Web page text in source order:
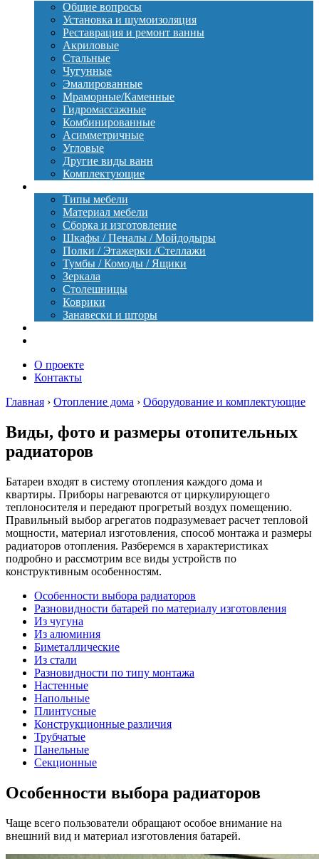
Общие вопросы
Установка и шумоизоляция
Реставрация и ремонт ванны
Акриловые
Стальные
Чугунные
Эмалированные
Мраморные/Каменные
Гидромассажные
Комбинированные
Асимметричные
Угловые
Другие виды ванн
Комплектующие
Типы мебели
Материал мебели
Сборка и изготовление
Шкафы / Пеналы / Мойдодыры
Полки / Этажерки /Стеллажи
Тумбы / Комоды / Ящики
Зеркала
Столешницы
Коврики
Занавески и шторы
О проекте
Контакты
Главная › Отопление дома › Оборудование и комплектующие
Виды, фото и размеры отопительных
радиаторов
Батареи входят в систему отопления каждого дома и
квартиры. Приборы нагреваются от циркулирующего
теплоносителя и передают прогретый воздух помещению.
Правильный выбор агрегатов подразумевает расчет тепловой
мощности, материал изготовления, способ монтажа и размеры
радиаторов отопления. Разберемся в характеристиках
подробно и рассмотрим все виды устройств по
конструктивным особенностям.
Особенности выбора радиаторов
Разновидности батарей по материалу изготовления
Из чугуна
Из алюминия
Биметаллические
Из стали
Разновидности по типу монтажа
Настенные
Напольные
Плинтусные
Конструкционные различия
Трубчатые
Панельные
Секционные
Особенности выбора радиаторов
Чаще всего пользователи обращают особое внимание на
внешний вид и материал изготовления батарей.